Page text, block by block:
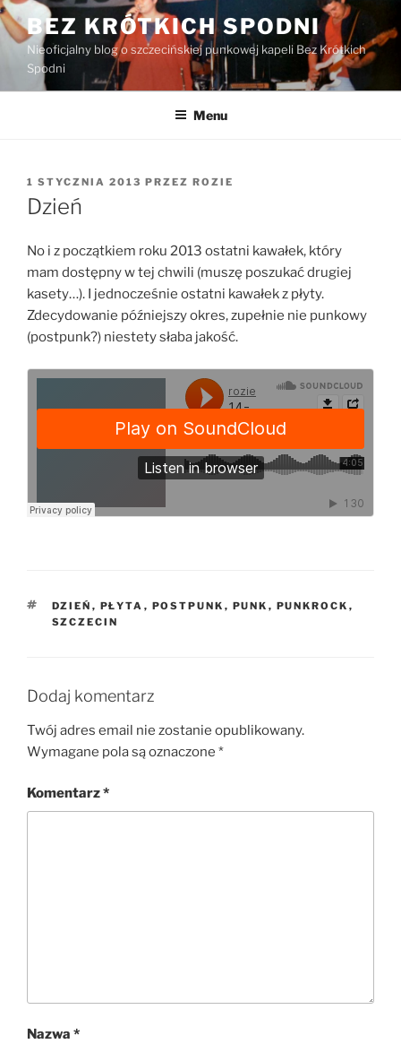
Przejdź
do
treści
BEZ KRÓTKICH SPODNI
Nieoficjalny blog o szczecińskiej punkowej kapeli Bez Krótkich
Spodni
Menu
OPUBLIKOWANE
W
1 STYCZNIA 2013 PRZEZ ROZIE
Dzień
No i z początkiem roku 2013 ostatni kawałek, który
mam dostępny w tej chwili (muszę poszukać drugiej
kasety…). I jednocześnie ostatni kawałek z płyty.
Zdecydowanie późniejszy okres, zupełnie nie punkowy
(postpunk?) niestety słaba jakość.
TAGI
DZIEŃ , PŁYTA , POSTPUNK , PUNK , PUNKROCK ,
SZCZECIN
Dodaj komentarz
Twój adres email nie zostanie opublikowany.
Wymagane pola są oznaczone *
Komentarz*
Nazwa *